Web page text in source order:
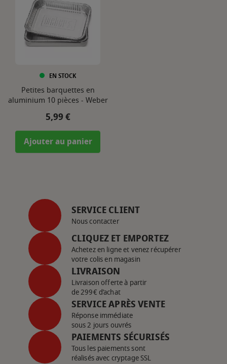
EN STOCK
Petites barquettes en
aluminium 10 pièces - Weber
Prix
5,99 €
Ajouter au panier
SERVICE CLIENT
Nous contacter
CLIQUEZ ET EMPORTEZ
Achetez en ligne et venez récupérer
votre colis en magasin
LIVRAISON
Livraison offerte à partir
de 299€ d’achat
SERVICE APRÈS VENTE
Réponse immédiate
sous 2 jours ouvrés
PAIEMENTS SÉCURISÉS
Tous les paiements sont
réalisés avec cryptage SSL